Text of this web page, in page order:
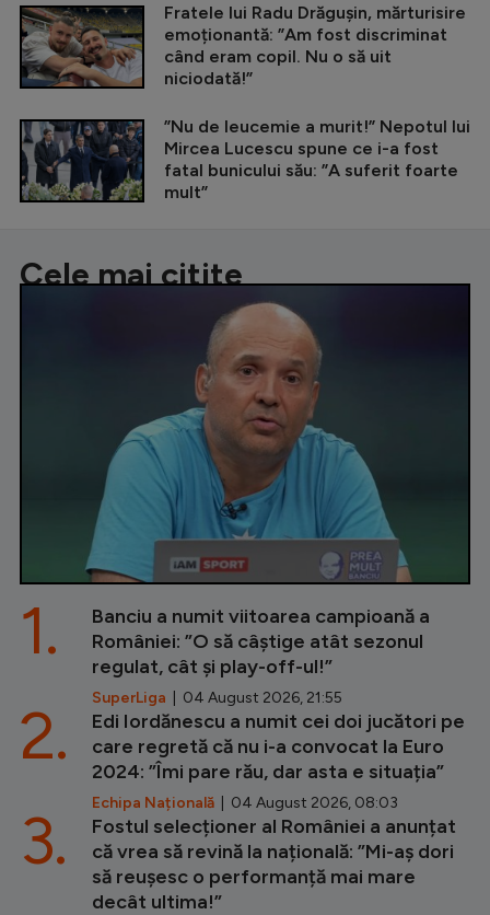
Fratele lui Radu Drăgușin, mărturisire
emoționantă: ”Am fost discriminat
când eram copil. Nu o să uit
niciodată!”
”Nu de leucemie a murit!” Nepotul lui
Mircea Lucescu spune ce i-a fost
fatal bunicului său: ”A suferit foarte
mult”
Cele mai citite
Banciu a numit viitoarea campioană a
României: ”O să câștige atât sezonul
regulat, cât și play-off-ul!”
SuperLiga | 04 August 2026, 21:55
1.
Edi Iordănescu a numit cei doi jucători pe
care regretă că nu i-a convocat la Euro
2024: ”Îmi pare rău, dar asta e situația”
Echipa Națională | 04 August 2026, 08:03
2.
Fostul selecționer al României a anunțat
că vrea să revină la națională: ”Mi-aș dori
să reușesc o performanță mai mare
decât ultima!”
3.